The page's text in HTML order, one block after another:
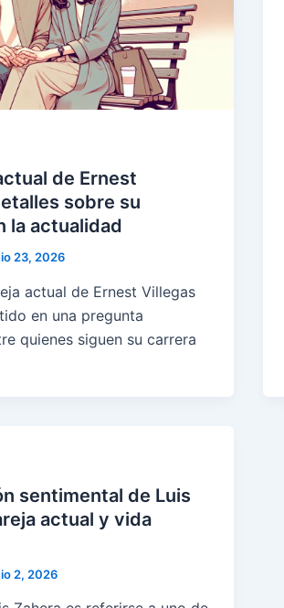
de Ernest
sobre su
la actualidad
23, 2026
actual de Ernest Villegas
en una pregunta
quienes siguen su carrera
sentimental de Luis
actual y vida
2, 2026